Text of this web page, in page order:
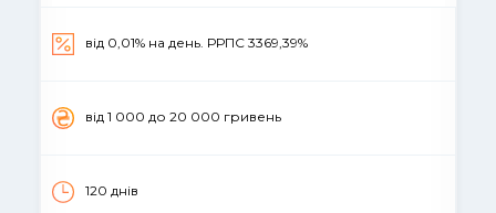
від 0,01% на день. РРПС 3369,39%
вiд 1 000 до 20 000 гривень
120 днів